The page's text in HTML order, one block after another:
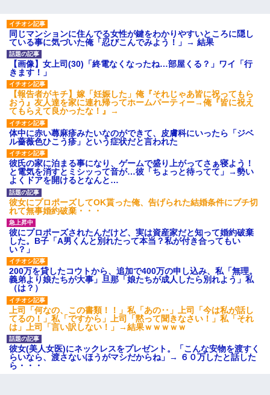
同じマンションに住んでる女性が鍵をわかりやすいところに隠し
ている事に気づいた俺「忍びこんでみよう！」→ 結果
【画像】女上司(30)「終電なくなったね…部屋くる？」ワイ「行
きます！」
【報告者がキチ】嫁「妊娠した」俺『それじゃあ皆に祝ってもら
おう』友人達を家に連れ帰ってホームパーティー→俺『皆に祝え
てもらえて良かったな！』→
体中に赤い蕁麻疹みたいなのができて、皮膚科にいったら「ジベ
ル薔薇色ひこう疹」という症状だと言われた
彼氏の家に泊まる事になり、ゲームで盛り上がってさぁ寝よう！
と電気を消すとミシッって音が…彼「ちょっと待ってて」→勢い
よくドアを開けるとなんと…
彼女にプロポーズしてOK貰った俺、告げられた結婚条件にブチ切
れて無事婚約破棄・・・
彼にプロポーズされたんだけど、実は資産家だと知って婚約破棄
した。B子「A男くんと別れたって本当？私が付き合ってもい
い？」
200万を貸したコウトから、追加で400万の申し込み、私「無理。
義弟より娘たちが大事」旦那「娘たちが成人したら別れよう」私
（は？）
上司「何なの、この書類！！」私「あの‥」上司「今は私が話し
てるの！」私「ですから」上司「黙って聞きなさい！」私「それ
は」上司「言い訳しない！」→結果ｗｗｗｗｗ
彼女(美人女医)にネックレスをプレゼント。「こんな安物を渡すく
らいなら、渡さないほうがマシだからね」→ ６０万したと話した
ら・・・